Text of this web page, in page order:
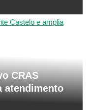
CRAS
atendimento